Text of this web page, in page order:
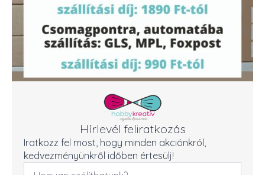
Hírlevél feliratkozás
Iratkozz fel most, hogy minden akciónkról,
kedvezményünkről időben értesülj!
Név